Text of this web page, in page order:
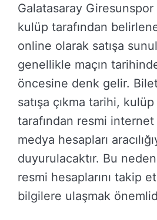
Galatasaray Giresunspor
kulüp tarafından
online olarak satışa
genellikle maçın
öncesine denk gelir.
satışa çıkma tarihi,
tarafından resmi
medya hesapları
duyurulacaktır. Bu
resmi hesaplarını takip
bilgilere ulaşmak